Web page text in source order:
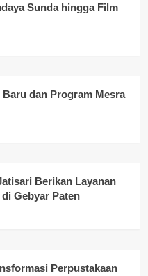
Sunda hingga Film
dan Program Mesra
Berikan Layanan
Gebyar Paten
Perpustakaan